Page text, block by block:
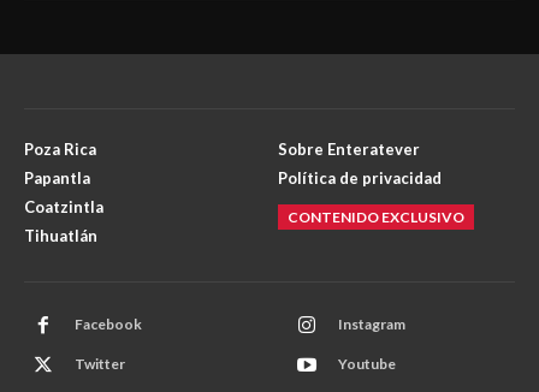
Poza Rica
Papantla
Coatzintla
Tihuatlán
Sobre Enteratever
Política de privacidad
CONTENIDO EXCLUSIVO
Facebook Instagram
Twitter Youtube